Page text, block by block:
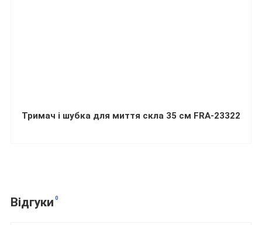
Тримач і шубка для миття скла 35 см FRA-23322
Відгуки 0